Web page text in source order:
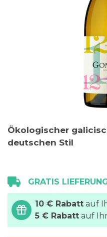
Anfang
der
Ökologischer
deutschen Stil
GRATIS
10 € Rabatt auf
5 € Rabatt auf